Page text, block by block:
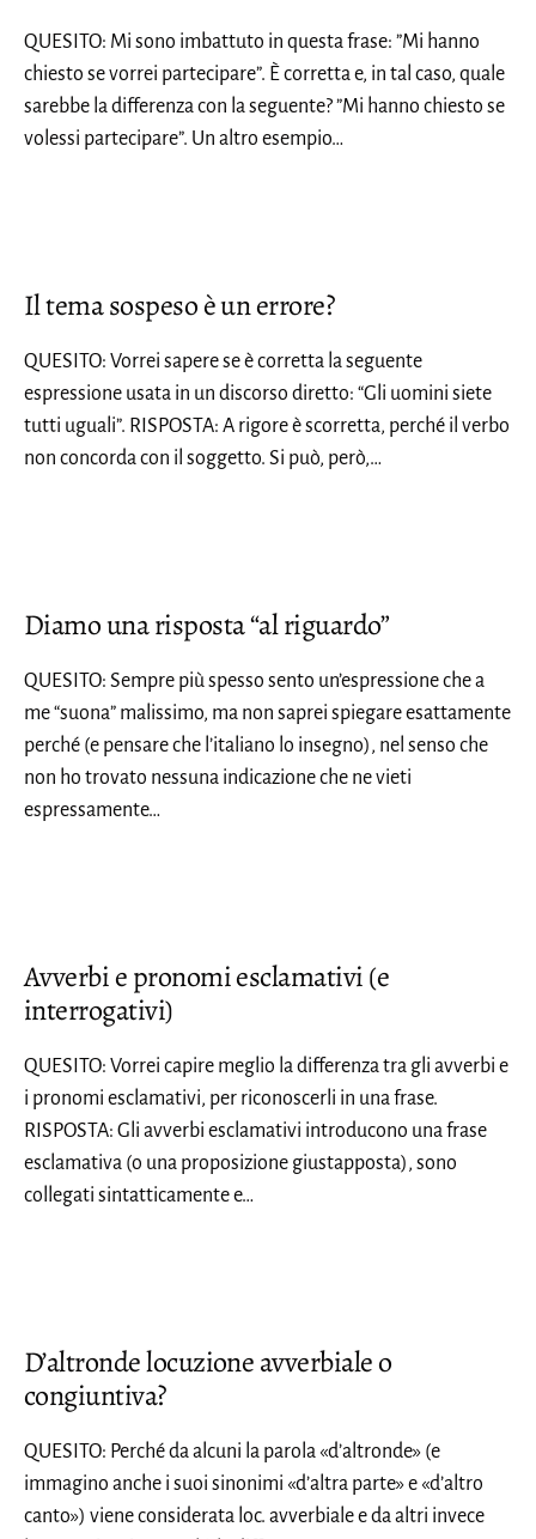
QUESITO: Mi sono imbattuto in questa frase: ”Mi hanno
chiesto se vorrei partecipare”. È corretta e, in tal caso, quale
sarebbe la differenza con la seguente? ”Mi hanno chiesto se
volessi partecipare”. Un altro esempio…
Il tema sospeso è un errore?
QUESITO: Vorrei sapere se è corretta la seguente
espressione usata in un discorso diretto: “Gli uomini siete
tutti uguali”. RISPOSTA: A rigore è scorretta, perché il verbo
non concorda con il soggetto. Si può, però,…
Diamo una risposta “al riguardo”
QUESITO: Sempre più spesso sento un’espressione che a
me “suona” malissimo, ma non saprei spiegare esattamente
perché (e pensare che l’italiano lo insegno), nel senso che
non ho trovato nessuna indicazione che ne vieti
espressamente…
Avverbi e pronomi esclamativi (e
interrogativi)
QUESITO: Vorrei capire meglio la differenza tra gli avverbi e
i pronomi esclamativi, per riconoscerli in una frase.
RISPOSTA: Gli avverbi esclamativi introducono una frase
esclamativa (o una proposizione giustapposta), sono
collegati sintatticamente e…
D’altronde locuzione avverbiale o
congiuntiva?
QUESITO: Perché da alcuni la parola «d’altronde» (e
immagino anche i suoi sinonimi «d’altra parte» e «d’altro
canto») viene considerata loc. avverbiale e da altri invece